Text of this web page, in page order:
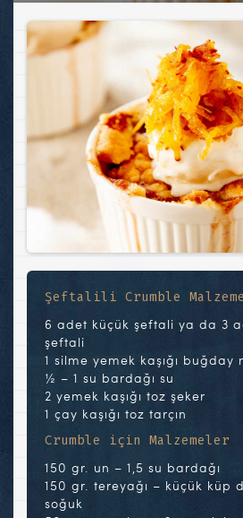
Şeftalili Crumble
6 adet küçük şeftali ya da 3
şeftali
1 silme yemek kaşığı buğday
½ – 1 su bardağı su
2 yemek kaşığı toz şeker
1 çay kaşığı toz tarçın
Crumble için Malzemeler
150 gr. un – 1,5 su bardağı
150 gr. tereyağı – küçük küp
soğuk